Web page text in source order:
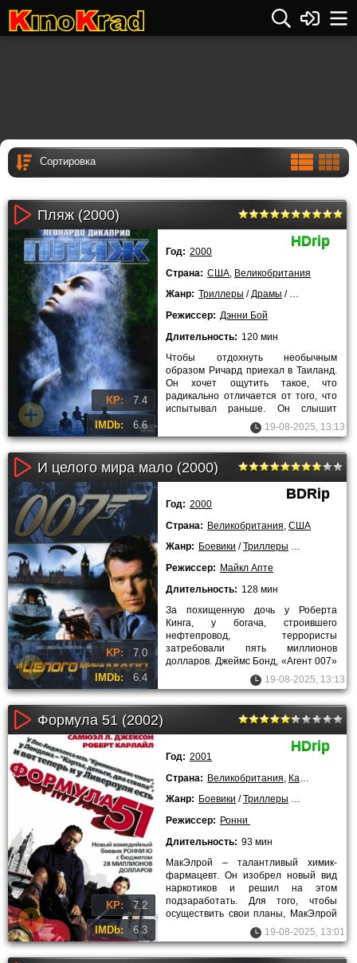
Пляж (2000)
KP: 7.4
IMDb: 6.6
HDrip
Год: 2000
Страна: США Великобритания
Жанр: Триллеры /Драмы / Мелодрамы
Режиссер: Дэнни Бой
Длительность: 120 мин
Чтобы отдохнуть необычным
образом Ричард приехал в Таиланд.
Он хочет ощутить такое, что
радикально отличается от того, что
испытывал раньше. Он слышит
рассказы о райском острове, что там
19-08-2025, 13:13
И целого мира мало (2000)
KP: 7.0
IMDb: 6.4
BDRip
Год: 2000
Страна: Великобритания США
Жанр: Боевики /Триллеры
Режиссер: Майкл Апте
Длительность: 128 мин
За похищенную дочь у Роберта
Кинга, у богача, строившего
нефтепровод, террористы
затребовали пять миллионов
долларов. Джеймс Бонд, «Агент 007»
получает задание – встретиться в
Бильбао с
19-08-2025, 13:13
Формула 51 (2002)
KP: 7.2
IMDb: 6.3
HDrip
Год: 2001
Страна: Великобритания Канада
Жанр: Боевики /Триллеры Комедии
Режиссер: Ронни
Длительность: 93 мин
МакЭлрой – талантливый химик-
фармацевт. Он изобрел новый вид
наркотиков и решил на этом
подзаработать. Для того, чтобы
осуществить свои планы, МакЭлрой
уезжает в Ливерпуль. Его Босс Ящер
19-08-2025, 13:01